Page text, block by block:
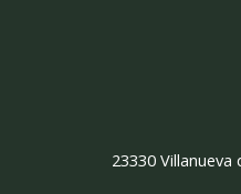
23330 Villanueva